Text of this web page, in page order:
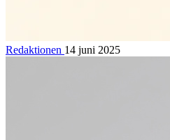
Redaktionen 14 juni 2025